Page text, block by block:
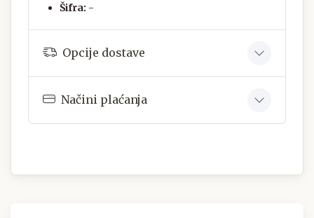
Šifra: -
Opcije dostave
Načini plaćanja